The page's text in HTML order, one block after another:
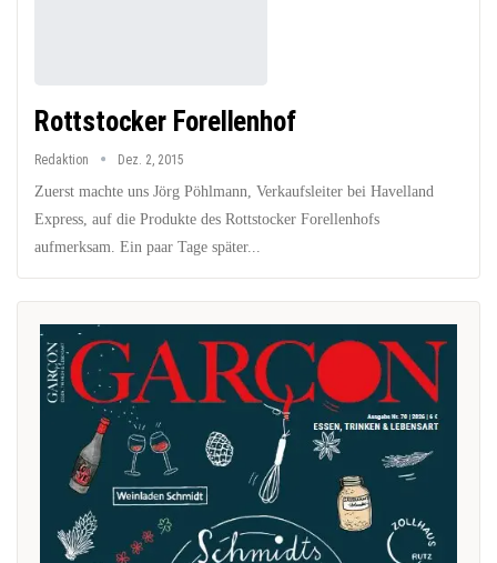
Rottstocker Forellenhof
Redaktion Dez. 2, 2015
Zuerst machte uns Jörg Pöhlmann, Verkaufsleiter bei Havelland
Express, auf die Produkte des Rottstocker Forellenhofs
aufmerksam. Ein paar Tage später...